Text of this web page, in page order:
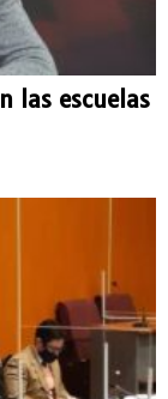
las escuelas